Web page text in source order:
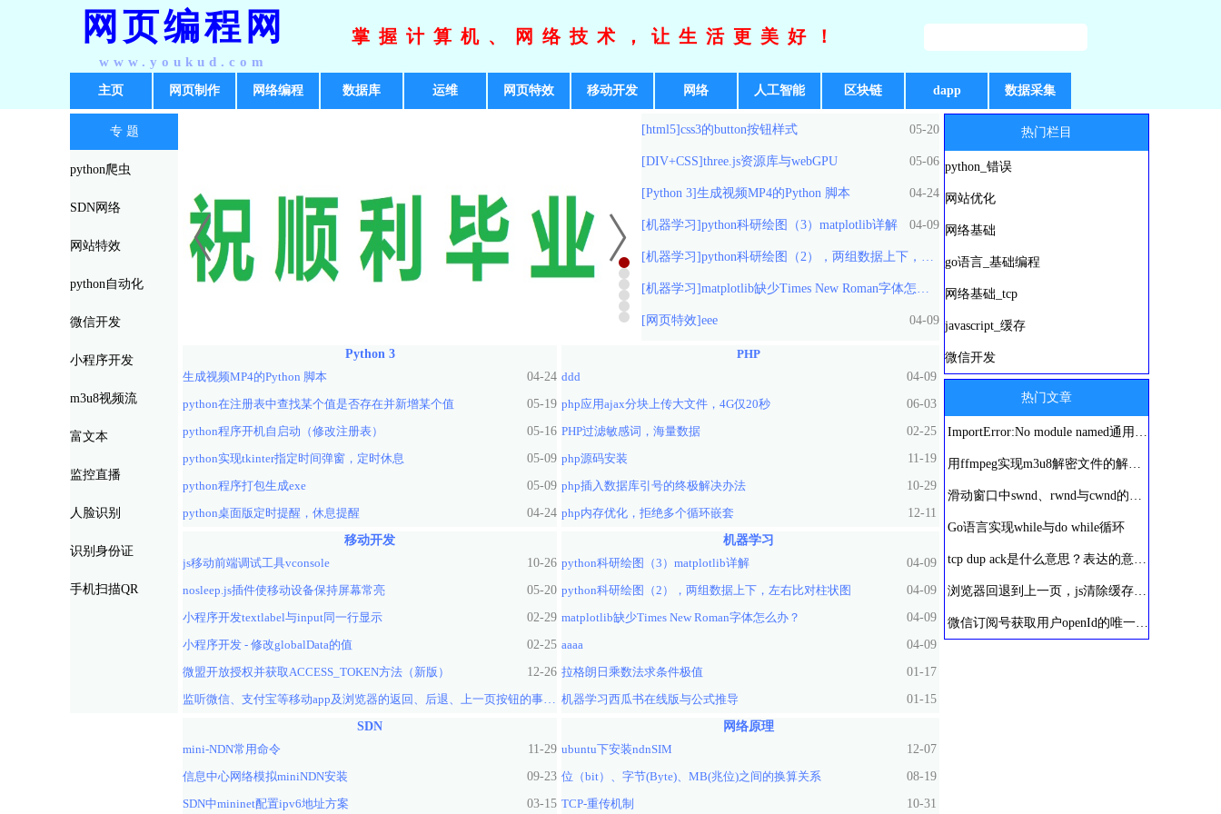
网页编程网
www.youkud.com
掌握计算机、网络技术，让生活更美好！
主页 网页制作 网络编程 数据库 运维 网页特效 移动开发 网络 人工智能 区块链 dapp 数据采集
专 题
python爬虫
SDN网络
网站特效
python自动化
微信开发
小程序开发
m3u8视频流
富文本
监控直播
人脸识别
识别身份证
手机扫描QR
[html5]css3的button按钮样式 05-20
[DIV+CSS]three.js资源库与webGPU 05-06
[Python 3]生成视频MP4的Python 脚本 04-24
[机器学习]python科研绘图（3）matplotlib详解 04-09
[机器学习]python科研绘图（2），两组数据上下，左右比对柱状图
04-09
[机器学习]matplotlib缺少Times New Roman字体怎么办？
04-09
[网页特效]eee 04-09
Python 3
生成视频MP4的Python 脚本
04-24
python在注册表中查找某个值是否存在并新增某个值
05-19
python程序开机自启动（修改注册表）
05-16
python实现tkinter指定时间弹窗，定时休息
05-09
python程序打包生成exe
05-09
python桌面版定时提醒，休息提醒
04-24
PHP
ddd
04-09
php应用ajax分块上传大文件，4G仅20秒
06-03
PHP过滤敏感词，海量数据
02-25
php源码安装
11-19
php插入数据库引号的终极解决办法
10-29
php内存优化，拒绝多个循环嵌套
12-11
移动开发
js移动前端调试工具vconsole
10-26
nosleep.js插件使移动设备保持屏幕常亮
05-20
小程序开发textlabel与input同一行显示
02-29
小程序开发 - 修改globalData的值
02-25
微盟开放授权并获取ACCESS_TOKEN方法（新版）
12-26
监听微信、支付宝等移动app及浏览器的返回、后退、上一页按钮的事件方法
机器学习
python科研绘图（3）matplotlib详解
04-09
python科研绘图（2），两组数据上下，左右比对柱状图
04-09
matplotlib缺少Times New Roman字体怎么办？
04-09
aaaa
04-09
拉格朗日乘数法求条件极值
01-17
机器学习西瓜书在线版与公式推导
01-15
SDN
mini-NDN常用命令
11-29
信息中心网络模拟miniNDN安装
09-23
SDN中mininet配置ipv6地址方案
03-15
网络原理
ubuntu下安装ndnSIM
12-07
位（bit）、字节(Byte)、MB(兆位)之间的换算关系
08-19
TCP-重传机制
10-31
热门栏目
python_错误
网站优化
网络基础
go语言_基础编程
网络基础_tcp
javascript_缓存
微信开发
热门文章
ImportError:No module named通用解决方法
用ffmpeg实现m3u8解密文件的解密及ts文件的合并
滑动窗口中swnd、rwnd与cwnd的区别
Go语言实现while与do while循环
tcp dup ack是什么意思？表达的意义是什么？
浏览器回退到上一页，js清除缓存刷新历史页面
微信订阅号获取用户openId的唯一方法